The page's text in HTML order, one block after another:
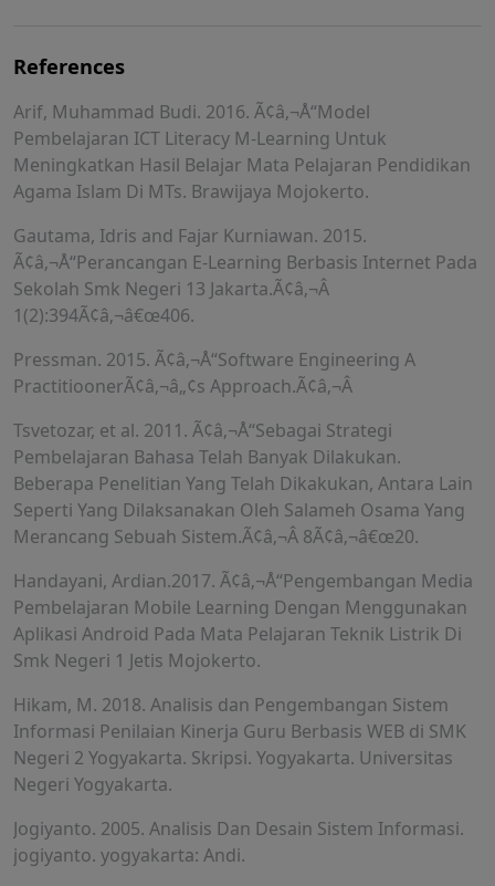
References
Arif, Muhammad Budi. 2016. Ã¢â‚¬Å“Model
Pembelajaran ICT Literacy M-Learning Untuk
Meningkatkan Hasil Belajar Mata Pelajaran Pendidikan
Agama Islam Di MTs. Brawijaya Mojokerto.
Gautama, Idris and Fajar Kurniawan. 2015.
Ã¢â‚¬Å“Perancangan E-Learning Berbasis Internet Pada
Sekolah Smk Negeri 13 Jakarta.Ã¢â‚¬Â
1(2):394Ã¢â‚¬â€œ406.
Pressman. 2015. Ã¢â‚¬Å“Software Engineering A
PractitioonerÃ¢â‚¬â„¢s Approach.Ã¢â‚¬Â
Tsvetozar, et al. 2011. Ã¢â‚¬Å“Sebagai Strategi
Pembelajaran Bahasa Telah Banyak Dilakukan.
Beberapa Penelitian Yang Telah Dikakukan, Antara Lain
Seperti Yang Dilaksanakan Oleh Salameh Osama Yang
Merancang Sebuah Sistem.Ã¢â‚¬Â 8Ã¢â‚¬â€œ20.
Handayani, Ardian.2017. Ã¢â‚¬Å“Pengembangan Media
Pembelajaran Mobile Learning Dengan Menggunakan
Aplikasi Android Pada Mata Pelajaran Teknik Listrik Di
Smk Negeri 1 Jetis Mojokerto.
Hikam, M. 2018. Analisis dan Pengembangan Sistem
Informasi Penilaian Kinerja Guru Berbasis WEB di SMK
Negeri 2 Yogyakarta. Skripsi. Yogyakarta. Universitas
Negeri Yogyakarta.
Jogiyanto. 2005. Analisis Dan Desain Sistem Informasi.
jogiyanto. yogyakarta: Andi.